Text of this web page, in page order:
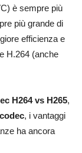
è sempre più
più grande di
efficienza e
H.264 (anche
H264 vs H265,
, i vantaggi
ha ancora